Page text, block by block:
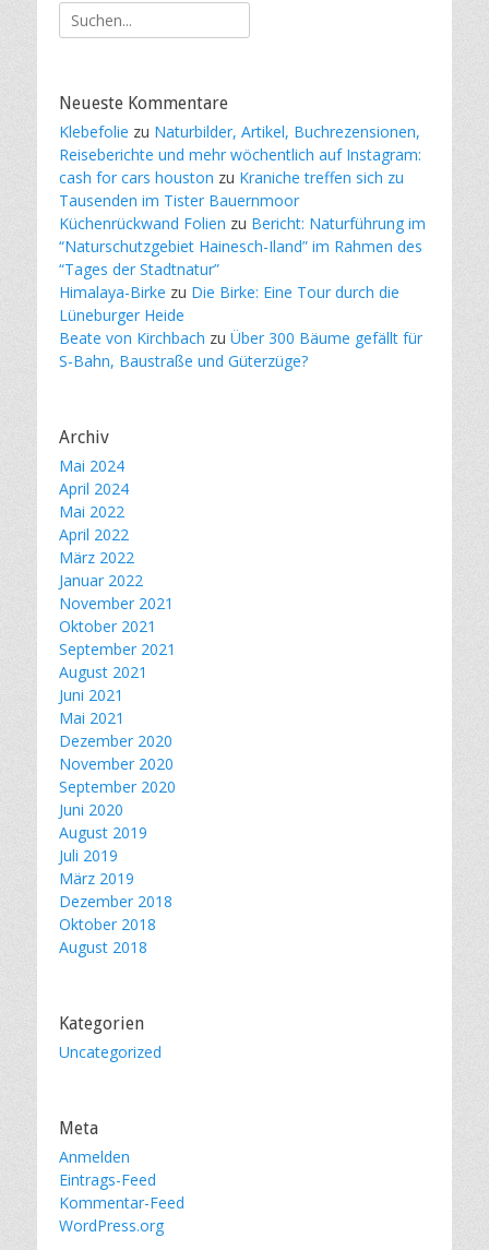
Suche
nach:
Neueste Kommentare
Klebefolie zu Naturbilder, Artikel, Buchrezensionen,
Reiseberichte und mehr wöchentlich auf Instagram:
cash for cars houston zu Kraniche treffen sich zu
Tausenden im Tister Bauernmoor
Küchenrückwand Folien zu Bericht: Naturführung im
“Naturschutzgebiet Hainesch-Iland” im Rahmen des
“Tages der Stadtnatur”
Himalaya-Birke zu Die Birke: Eine Tour durch die
Lüneburger Heide
Beate von Kirchbach zu Über 300 Bäume gefällt für
S-Bahn, Baustraße und Güterzüge?
Archiv
Mai 2024
April 2024
Mai 2022
April 2022
März 2022
Januar 2022
November 2021
Oktober 2021
September 2021
August 2021
Juni 2021
Mai 2021
Dezember 2020
November 2020
September 2020
Juni 2020
August 2019
Juli 2019
März 2019
Dezember 2018
Oktober 2018
August 2018
Kategorien
Uncategorized
Meta
Anmelden
Eintrags-Feed
Kommentar-Feed
WordPress.org